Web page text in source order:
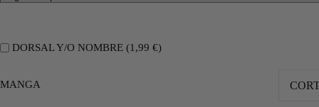
DORSAL Y/O NOMBRE (1,99 €)
MANGA